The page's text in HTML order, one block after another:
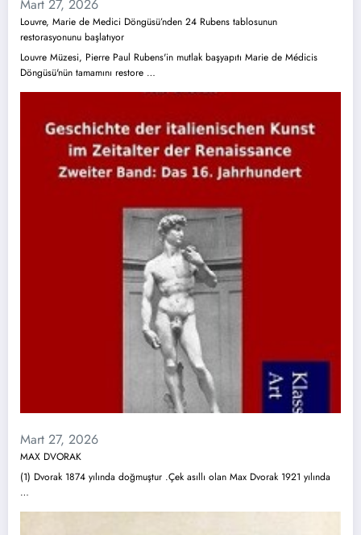
Mart 27, 2026
Louvre, Marie de Medici Döngüsü’nden 24 Rubens tablosunun
restorasyonunu başlatıyor
Louvre Müzesi, Pierre Paul Rubens'in mutlak başyapıtı Marie de Médicis
Döngüsü'nün tamamını restore …
Mart 27, 2026
MAX DVORAK
(1) Dvorak 1874 yılında doğmuştur .Çek asıllı olan Max Dvorak 1921 yılında
…